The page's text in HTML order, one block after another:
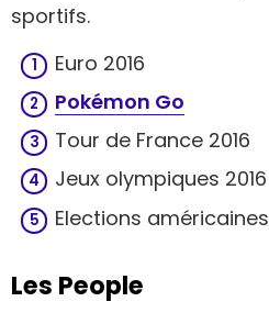
sportifs.
Euro 2016
Pokémon Go
Tour de France 2016
Jeux olympiques 2016
Elections américaines
Les People